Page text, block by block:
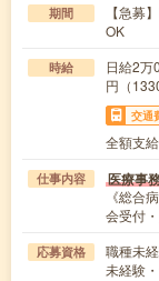
期間
【急募
OK
時給
日給2
円（
交通
全額支給
仕事内容 医療事
《総合
会受付
応募資格
職種未
未経験